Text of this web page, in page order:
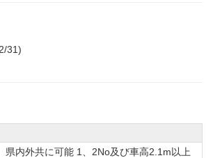
31)
内外共に可能 1、2No及び車高2.1m以上